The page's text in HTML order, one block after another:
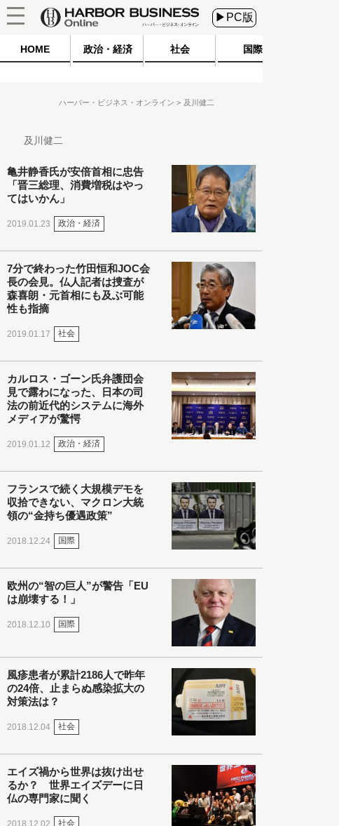
▶PC版
HOME 政治・経済 社会 国際
ハーバー・ビジネス・オンライン 及川健二
及川健二
亀井静香氏が安倍首相に忠告
「晋三総理、消費増税はやっ
てはいかん」
2019.01.23 政治・経済
7分で終わった竹田恒和JOC会
長の会見。仏人記者は捜査が
森喜朗・元首相にも及ぶ可能
性も指摘
2019.01.17 社会
カルロス・ゴーン氏弁護団会
見で露わになった、日本の司
法の前近代的システムに海外
メディアが驚愕
2019.01.12 政治・経済
フランスで続く大規模デモを
収拾できない、マクロン大統
領の“金持ち優遇政策”
2018.12.24 国際
欧州の“智の巨人”が警告「EU
は崩壊する！」
2018.12.10 国際
風疹患者が累計2186人で昨年
の24倍、止まらぬ感染拡大の
対策法は？
2018.12.04 社会
エイズ禍から世界は抜け出せ
るか？ 世界エイズデーに日
仏の専門家に聞く
2018.12.02 社会